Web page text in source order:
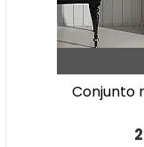
conjunto